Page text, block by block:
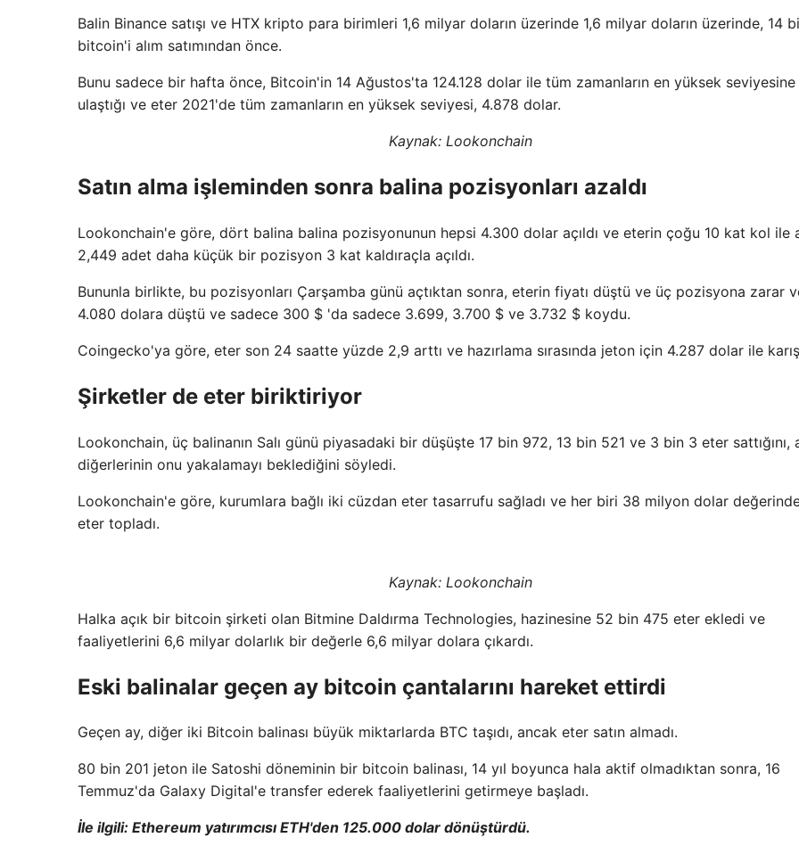
Balin Binance satışı ve HTX kripto para birimleri 1,6 milyar doların üzerinde 1,6 milyar doların üzerinde, 14
bitcoin'i alım satımından önce.
Bunu sadece bir hafta önce, Bitcoin'in 14 Ağustos'ta 124.128 dolar ile tüm zamanların en yüksek seviyesine
ulaştığı ve eter 2021'de tüm zamanların en yüksek seviyesi, 4.878 dolar.
Kaynak:Lookonchain
Satın alma işleminden sonra balina pozisyonları azaldı
Lookonchain'e göre, dört balina balina pozisyonunun hepsi 4.300 dolar açıldı ve eterin çoğu 10 kat kol ile
2,449 adet daha küçük bir pozisyon 3 kat kaldıraçla açıldı.
Bununla birlikte, bu pozisyonları Çarşamba günü açtıktan sonra, eterin fiyatı düştü ve üç pozisyona zarar
4.080 dolara düştü ve sadece 300 $ 'da sadece 3.699, 3.700 $ ve 3.732 $ koydu.
Coingecko'ya göre, eter son 24 saatte yüzde 2,9 arttı ve hazırlama sırasında jeton için 4.287 dolar ile
Şirketler de eter biriktiriyor
Lookonchain, üç balinanın Salı günü piyasadaki bir düşüşte 17 bin 972, 13 bin 521 ve 3 bin 3 eter sattığını,
diğerlerinin onu yakalamayı beklediğini söyledi.
Lookonchain'e göre, kurumlara bağlı iki cüzdan eter tasarrufu sağladı ve her biri 38 milyon dolar
eter topladı.
Kaynak: Lookonchain
Halka açık bir bitcoin şirketi olan Bitmine Daldırma Technologies, hazinesine 52 bin 475 eter ekledi ve
faaliyetlerini 6,6 milyar dolarlık bir değerle 6,6 milyar dolara çıkardı.
Eski balinalar geçen ay bitcoin çantalarını hareket ettirdi
Geçen ay, diğer iki Bitcoin balinası büyük miktarlarda BTC taşıdı, ancak eter satın almadı.
80 bin 201 jeton ile Satoshi döneminin bir bitcoin balinası, 14 yıl boyunca hala aktif olmadıktan sonra, 16
Temmuz'da Galaxy Digital'e transfer ederek faaliyetlerini getirmeye başladı.
İle ilgili: Ethereum yatırımcısı ETH'den 125.000 dolar dönüştürdü.